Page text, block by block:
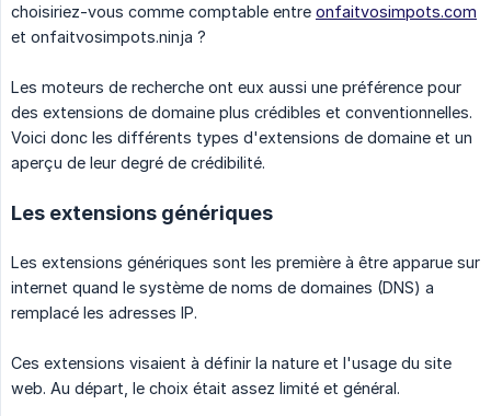
choisiriez-vous comme comptable entre onfaitvosimpots.com
et onfaitvosimpots.ninja ?
Les moteurs de recherche ont eux aussi une préférence pour
des extensions de domaine plus crédibles et conventionnelles.
Voici donc les différents types d'extensions de domaine et un
aperçu de leur degré de crédibilité.
Les extensions génériques
Les extensions génériques sont les première à être apparue sur
internet quand le système de noms de domaines (DNS) a
remplacé les adresses IP.
Ces extensions visaient à définir la nature et l'usage du site
web. Au départ, le choix était assez limité et général.